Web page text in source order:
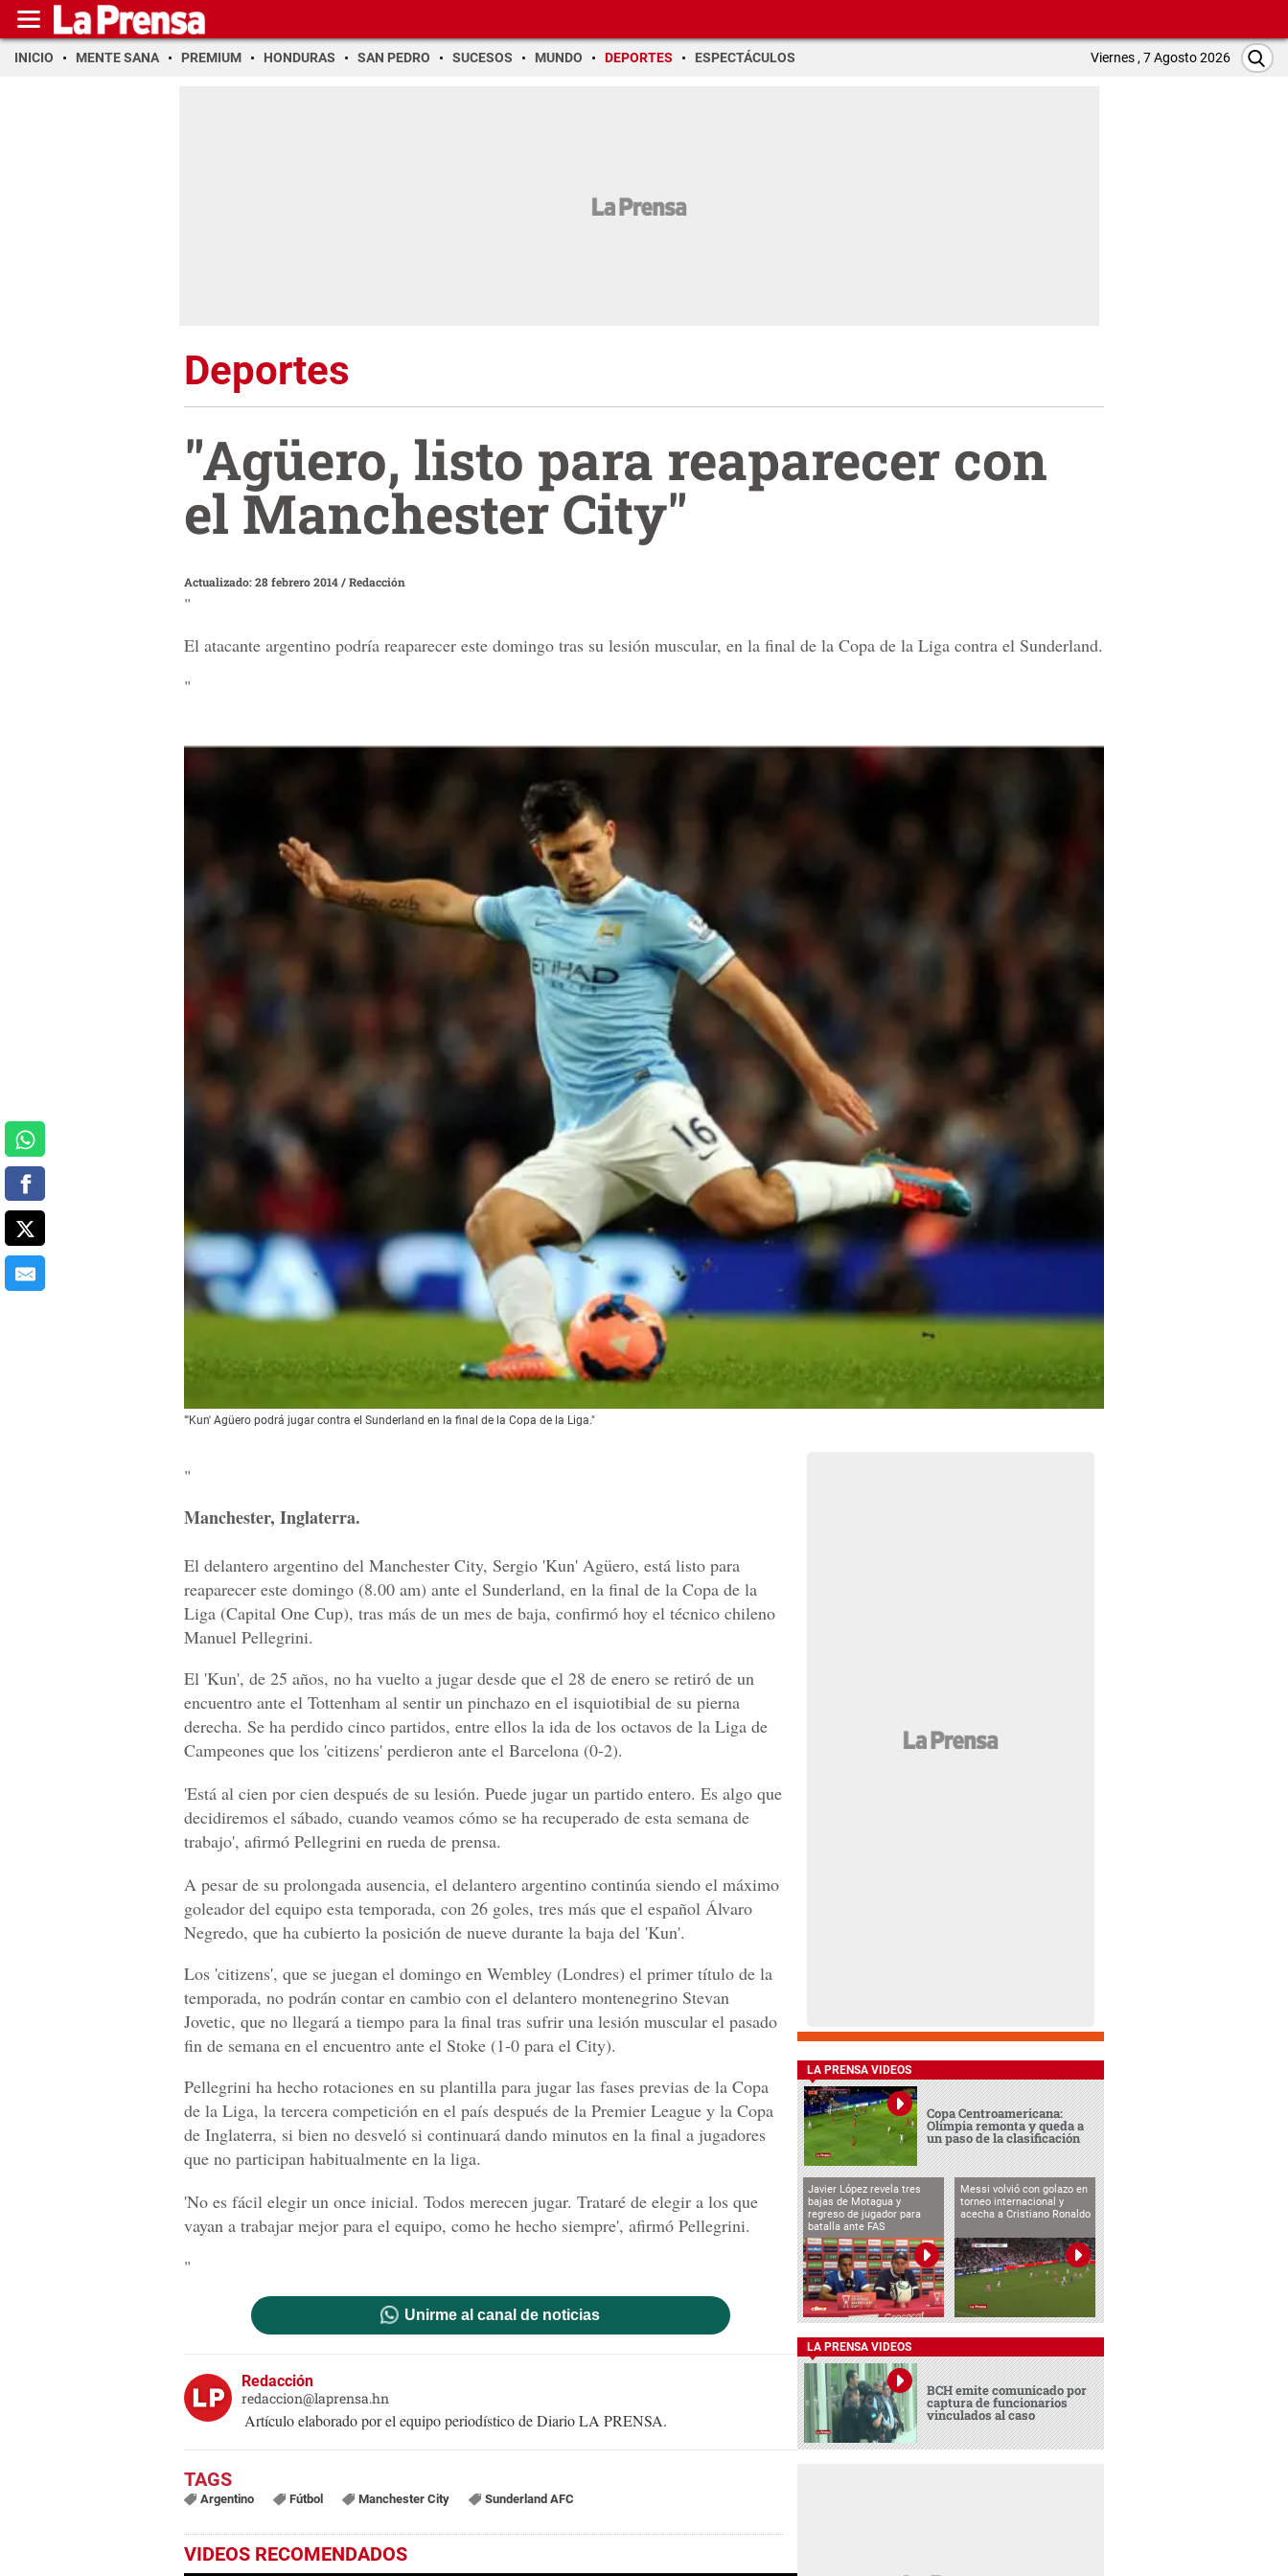
INICIO MENTE SANA PREMIUM HONDURAS SAN PEDRO SUCESOS MUNDO DEPORTES ESPECTÁCULOS Viernes , 7 Agosto 2026
Deportes
"Agüero, listo para reaparecer con
el Manchester City"
Actualizado: 28 febrero 2014/Redacción
"
El atacante argentino podría reaparecer este domingo tras su lesión muscular, en la final de la Copa de la Liga contra el Sunderland.
"
"'Kun' Agüero podrá jugar contra el Sunderland en la final de la Copa de la Liga."
"
Manchester, Inglaterra.
El delantero argentino del Manchester City, Sergio 'Kun' Agüero, está listo para
reaparecer este domingo (8.00 am) ante el Sunderland, en la final de la Copa de la
Liga (Capital One Cup), tras más de un mes de baja, confirmó hoy el técnico chileno
Manuel Pellegrini.
El 'Kun', de 25 años, no ha vuelto a jugar desde que el 28 de enero se retiró de un
encuentro ante el Tottenham al sentir un pinchazo en el isquiotibial de su pierna
derecha. Se ha perdido cinco partidos, entre ellos la ida de los octavos de la Liga de
Campeones que los 'citizens' perdieron ante el Barcelona (0-2).
'Está al cien por cien después de su lesión. Puede jugar un partido entero. Es algo que
decidiremos el sábado, cuando veamos cómo se ha recuperado de esta semana de
trabajo', afirmó Pellegrini en rueda de prensa.
A pesar de su prolongada ausencia, el delantero argentino continúa siendo el máximo
goleador del equipo esta temporada, con 26 goles, tres más que el español Álvaro
Negredo, que ha cubierto la posición de nueve durante la baja del 'Kun'.
Los 'citizens', que se juegan el domingo en Wembley (Londres) el primer título de la
temporada, no podrán contar en cambio con el delantero montenegrino Stevan
Jovetic, que no llegará a tiempo para la final tras sufrir una lesión muscular el pasado
fin de semana en el encuentro ante el Stoke (1-0 para el City).
Pellegrini ha hecho rotaciones en su plantilla para jugar las fases previas de la Copa
de la Liga, la tercera competición en el país después de la Premier League y la Copa
de Inglaterra, si bien no desveló si continuará dando minutos en la final a jugadores
que no participan habitualmente en la liga.
'No es fácil elegir un once inicial. Todos merecen jugar. Trataré de elegir a los que
vayan a trabajar mejor para el equipo, como he hecho siempre', afirmó Pellegrini.
"
Unirme al canal de noticias
Redacción
redaccion@laprensa.hn
Artículo elaborado por el equipo periodístico de Diario LA PRENSA.
Argentino Fútbol Manchester City Sunderland AFC
VIDEOS RECOMENDADOS
LA PRENSA VIDEOS
Copa Centroamericana:
Olimpia remonta y queda a
un paso de la clasificación
Javier López revela tres
bajas de Motagua y
regreso de jugador para
batalla ante FAS
Messi volvió con golazo en
torneo internacional y
acecha a Cristiano Ronaldo
LA PRENSA VIDEOS
BCH emite comunicado por
captura de funcionarios
vinculados al caso